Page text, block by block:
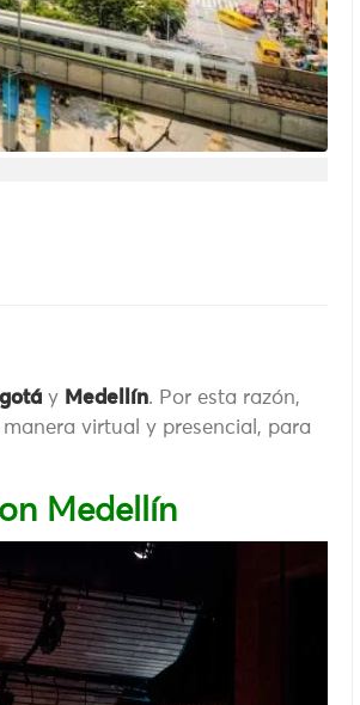
y Medellín. Por esta razón,
virtual y presencial, para
Medellín